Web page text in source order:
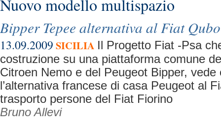
Nuovo modello multispazio
Bipper Tepee alternativa al Fiat Qubo
13.09.2009 SICILIA Il Progetto Fiat -Psa
costruzione su una piattaforma comune
Citroen Nemo e del Peugeot Bipper,
l’alternativa francese di casa Peugeot al
trasporto persone del Fiat Fiorino
Bruno Allevi